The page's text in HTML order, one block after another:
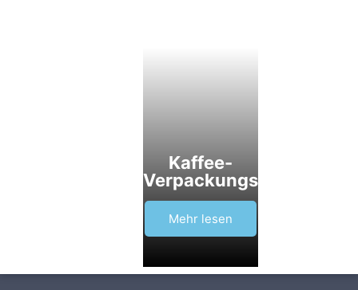
Kaffee-
Verpackungsmaschine
Mehr lesen